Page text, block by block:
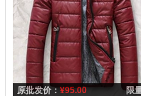
原批发价：¥95.00
限